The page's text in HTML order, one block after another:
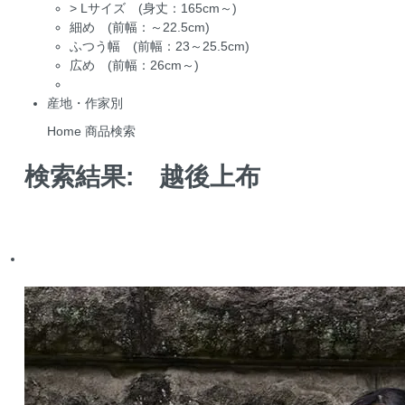
> Lサイズ (身丈：165cm～)
細め (前幅：～22.5cm)
ふつう幅 (前幅：23～25.5cm)
広め (前幅：26cm～)
産地・作家別
Home 商品検索
検索結果: 越後上布